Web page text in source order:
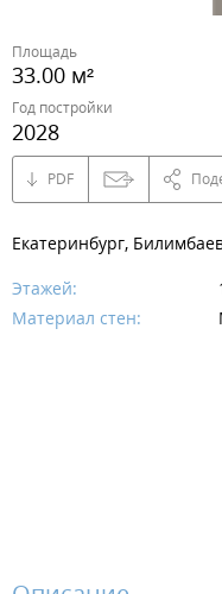
Площадь
33.00 м²
Год постройки
2028
PDF
Екатеринбург,
Этажей:
Материал стен: